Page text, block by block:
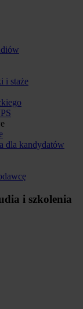
i staże
dla kandydatów
i szkolenia